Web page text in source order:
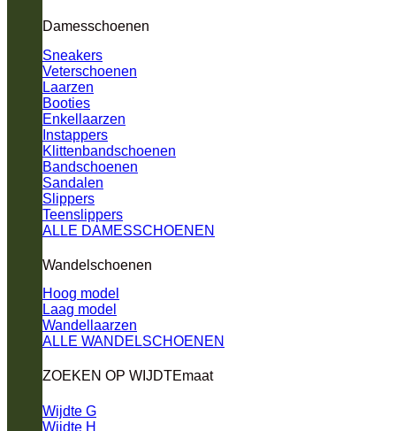
Damesschoenen
Sneakers
Veterschoenen
Laarzen
Booties
Enkellaarzen
Instappers
Klittenbandschoenen
Bandschoenen
Sandalen
Slippers
Teenslippers
ALLE DAMESSCHOENEN
Wandelschoenen
Hoog model
Laag model
Wandellaarzen
ALLE WANDELSCHOENEN
ZOEKEN OP WIJDTEmaat
Wijdte G
Wijdte H